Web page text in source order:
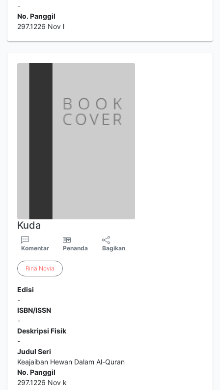
-
No. Panggil
297.1226 Nov l
Kuda
Komentar Penanda Bagikan
Rina Novia
Edisi
-
ISBN/ISSN
-
Deskripsi Fisik
-
Judul Seri
Keajaiban Hewan Dalam Al-Quran
No. Panggil
297.1226 Nov k